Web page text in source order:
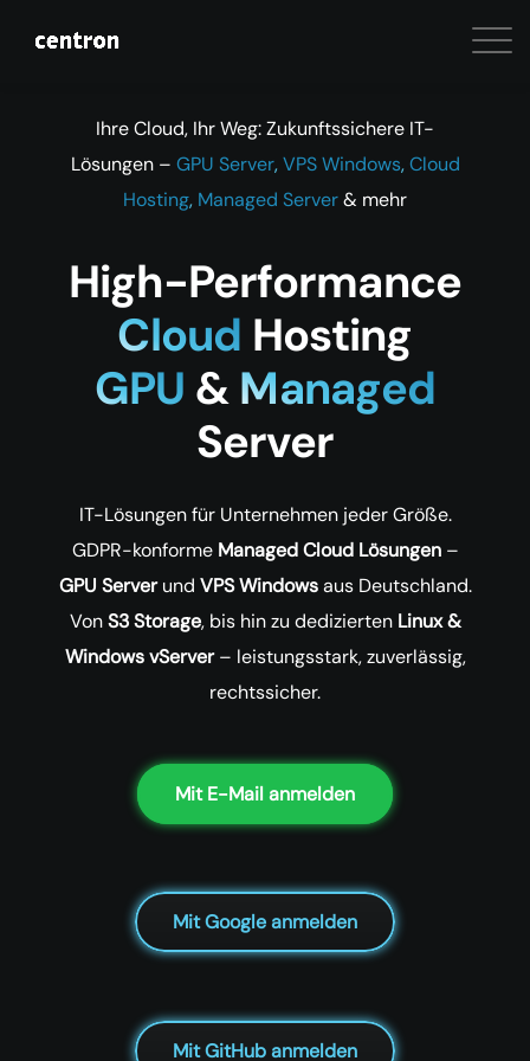
Ihre Cloud, Ihr Weg: Zukunftssichere IT-
Lösungen – GPU Server,VPS Windows,Cloud
Hosting, Managed Server& mehr
High-Performance
Cloud Hosting
GPU & Managed
Server
IT-Lösungen für Unternehmen jeder Größe.
GDPR-konforme Managed Cloud Lösungen–
GPU Serverund VPS Windowsaus Deutschland.
VonS3 Storage, bis hin zu dedizierten Linux &
Windows vServer– leistungsstark, zuverlässig,
rechtssicher.
Mit E-Mail anmelden
Mit Google anmelden
Mit GitHub anmelden